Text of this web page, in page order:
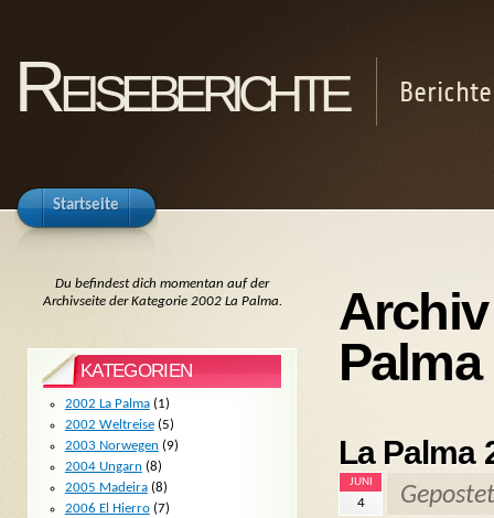
Reiseberichte
Startseite
Archiv
Palma
La Palma
JUNI
4
Du befindest dich momentan auf der
Archivseite der Kategorie 2002 La Palma.
KATEGORIEN
2002 La Palma(1)
2002 Weltreise(5)
2003 Norwegen (9)
2004 Ungarn (8)
2005 Madeira(8)
2006 El Hierro(7)